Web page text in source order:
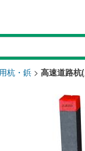
杭・鋲 > 高速道路